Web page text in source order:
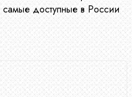
самые доступные в России